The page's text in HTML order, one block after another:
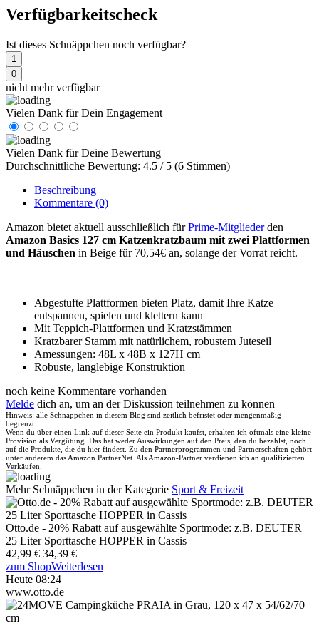
Verfügbarkeitscheck
Ist dieses Schnäppchen noch verfügbar?
1
0
nicht mehr verfügbar
Vielen Dank für Dein Engagement
Vielen Dank für Deine Bewertung
Durchschnittliche Bewertung: 4.5 / 5 (6 Stimmen)
Beschreibung
Kommentare (0)
Amazon bietet aktuell ausschließlich fürPrime-Mitgliederden
Amazon Basics 127 cm Katzenkratzbaum mit zwei Plattformen
und Häuschen in Beige für 70,54€ an, solange der Vorrat reicht.
Abgestufte Plattformen bieten Platz, damit Ihre Katze
entspannen, spielen und klettern kann
Mit Teppich-Plattformen und Kratzstämmen
Kratzbarer Stamm mit natürlichem, robustem Juteseil
Amessungen: 48L x 48B x 127H cm
Robuste, langlebige Konstruktion
noch keine Kommentare vorhanden
Melde dich an, um an der Diskussion teilnehmen zu können
Hinweis: alle Schnäppchen in diesem Blog sind zeitlich befristet oder mengenmäßig
begrenzt.
Wenn du über einen Link auf dieser Seite ein Produkt kaufst, erhalten ich oftmals eine kleine
Provision als Vergütung. Das hat weder Auswirkungen auf den Preis, den du bezahlst, noch
auf die Produkte, die du hier findest. Zu den Partnerprogrammen und Partnerschaften gehört
unter anderem das Amazon PartnerNet. Als Amazon-Partner verdienen ich an qualifizierten
Verkäufen.
Mehr Schnäppchen in der Kategorie Sport & Freizeit
Otto.de - 20% Rabatt auf ausgewählte Sportmode: z.B. DEUTER
25 Liter Sporttasche HOPPER in Cassis
42,99 € 34,39 €
zum ShopWeiterlesen
Heute 08:24
www.otto.de